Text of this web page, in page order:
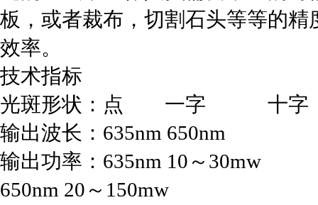
板，或者裁布，切割石头等等的
效率。
技术指标
光斑形状：点 一字 十字
输出波长：635nm 650nm
输出功率：635nm 10～30mw
650nm 20～150mw